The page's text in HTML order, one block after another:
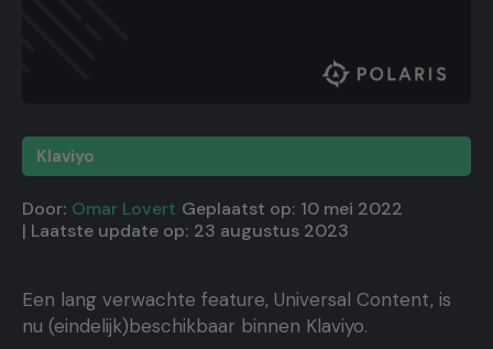
Klaviyo
Door: Omar Lovert Geplaatst op: 10 mei 2022
| Laatste update op: 23 augustus 2023
Een lang verwachte feature, Universal Content, is
nu (eindelijk)beschikbaar binnen Klaviyo.